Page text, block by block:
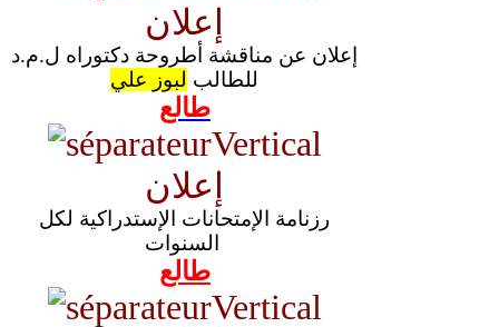
إعلان
إعلان عن مناقشة أطروحة دكتوراه ل.م.د
للطالب لبوز علي
طالع
إعلان
رزنامة الإمتحانات الإستدراكية لكل
طالع